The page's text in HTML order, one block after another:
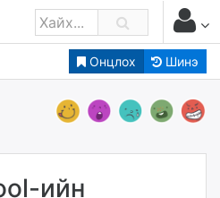
Онцлох Шинэ
ийн